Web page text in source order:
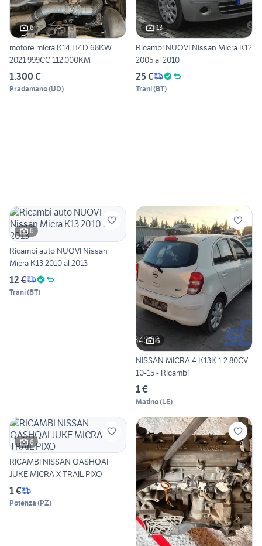
6
motore micra K14 H4D 68KW
2021 999CC 112.000KM
1.300 €
Pradamano(UD)
13
Ricambi NUOVI NIssan Micra K12
2005 al 2010
25 €
Trani(BT)
6
Ricambi auto NUOVI Nissan
Micra K13 2010 al 2013
12 €
Trani(BT)
6
NISSAN MICRA 4 K13K 1.2 80CV
10-15 - Ricambi
1 €
Matino(LE)
6
RICAMBI NISSAN QASHQAI
JUKE MICRA X TRAIL PIXO
1 €
Potenza (PZ)